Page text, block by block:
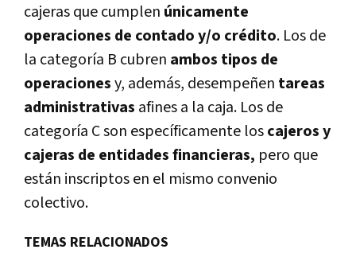
cajeras que cumplen únicamente
operaciones de contado y/o crédito. Los de
la categoría B cubren ambos tipos de
operacionesy, además, desempeñen tareas
administrativas afines a la caja. Los de
categoría C son específicamente loscajeros y
cajeras de entidades financieras, pero que
están inscriptos en el mismo convenio
colectivo.
TEMAS RELACIONADOS